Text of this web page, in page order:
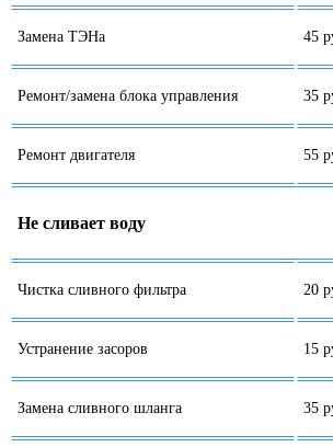
Замена ТЭНа 45
Ремонт/замена блока управления 35
Ремонт двигателя 55
Не сливает воду
Чистка сливного фильтра 20
Устранение засоров 15
Замена сливного шланга 35